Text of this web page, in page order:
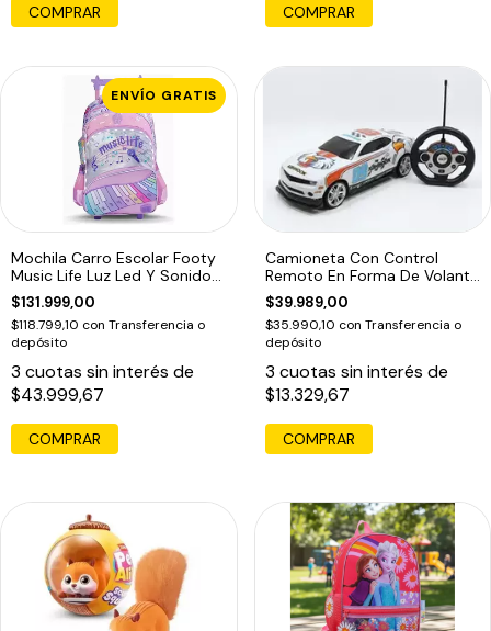
COMPRAR COMPRAR
ENVÍO GRATIS
Mochila Carro Escolar Footy
Music Life Luz Led Y Sonido
18p Rosa
$131.999,00
$118.799,10 con Transferencia o
depósito
3 cuotas sin interés de
$43.999,67
Camioneta Con Control
Remoto En Forma De Volante
1:18 Blanco Águila Con
Embalaje Adicional
$39.989,00
$35.990,10 con Transferencia o
depósito
3 cuotas sin interés de
$13.329,67